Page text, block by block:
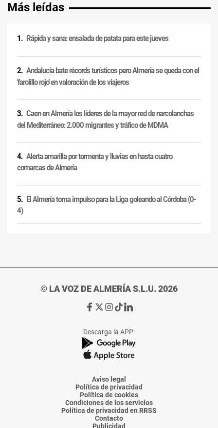
Más leídas
Rápida y sana: ensalada de patata para este jueves
Andalucía bate récords turísticos pero Almería se queda con el
'farolillo rojo' en valoración de los viajeros
Caen en Almería los líderes de la mayor red de narcolanchas
del Mediterráneo: 2.000 migrantes y tráfico de MDMA
Alerta amarilla por tormenta y lluvias en hasta cuatro
comarcas de Almería
El Almería toma impulso para la Liga goleando al Córdoba (0-
4)
© LA VOZ DE ALMERÍA S.L.U. 2026
Ir
de
La
Voz
Almería
Ir
de
La
Voz
Almería
Ir
de
La
Voz
Almería
Ir
de
La
Voz
Almería
Ir
de
La
Voz
Descarga la APP:
Aviso legal
Política de privacidad
Política de cookies
Condiciones de los servicios
Política de privacidad en RRSS
Contacto
Publicidad